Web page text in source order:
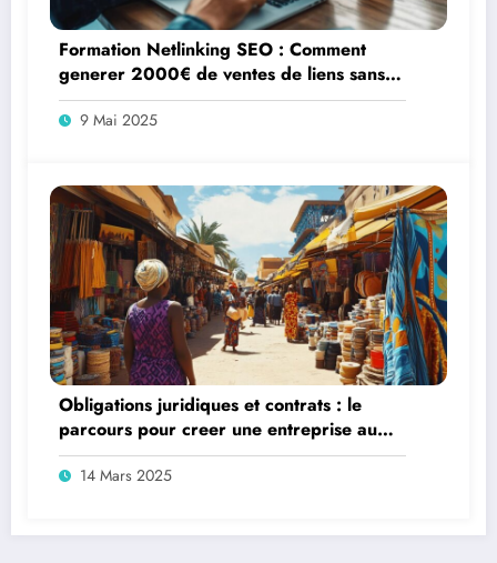
Formation Netlinking SEO : Comment
generer 2000€ de ventes de liens sans
site internet en 30 jours
9 Mai 2025
Obligations juridiques et contrats : le
parcours pour creer une entreprise au
Senegal
14 Mars 2025